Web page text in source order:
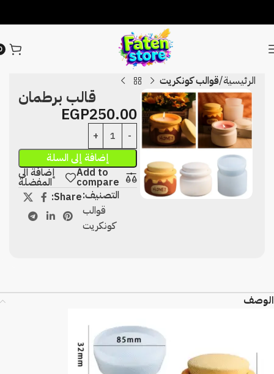
الرئيسية قوالب كونكريت
قالب برطمان
EGP250.00
إضافة إلى السلة
Add to
compare
إضافة الى
المفضلة
التصنيف:
قوالب
كونكريت
Share:
الوصف